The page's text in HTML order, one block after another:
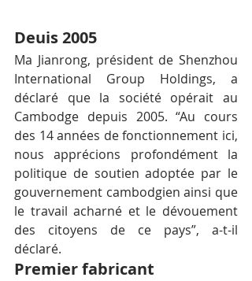
Deuis 2005
Ma Jianrong, président de Shenzhou
International Group Holdings, a
déclaré que la société opérait au
Cambodge depuis 2005. “Au cours
des 14 années de fonctionnement ici,
nous apprécions profondément la
politique de soutien adoptée par le
gouvernement cambodgien ainsi que
le travail acharné et le dévouement
des citoyens de ce pays”, a-t-il
déclaré.
Premier fabricant